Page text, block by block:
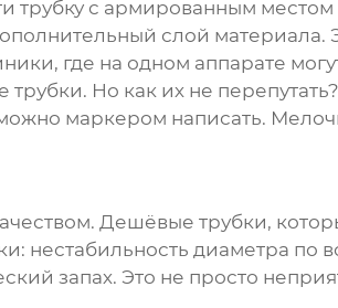
трубку с армированным
слой материала.
где на одном аппарате
Но как их не
маркером написать.
Дешёвые трубки,
нестабильность диаметра по
запах. Это не просто